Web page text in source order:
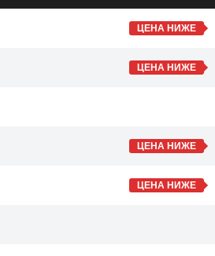
шума и повышению его
ЦЕНА НИЖЕ
ЦЕНА НИЖЕ
ЦЕНА НИЖЕ
ЦЕНА НИЖЕ